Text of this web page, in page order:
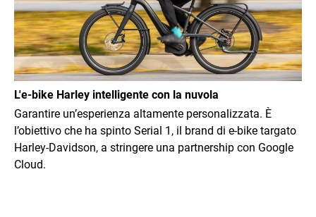
L'e-bike Harley intelligente con la nuvola
Garantire un’esperienza altamente personalizzata. È
l’obiettivo che ha spinto Serial 1, il brand di e-bike targato
Harley-Davidson, a stringere una partnership con Google
Cloud.